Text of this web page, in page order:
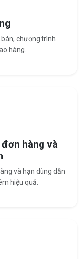
chương trình
hàng.
hàng và
và hạn dùng dẫn
hiệu quả.